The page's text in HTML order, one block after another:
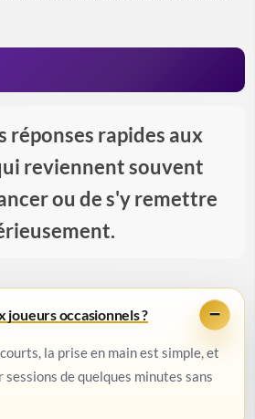
réponses rapides aux
reviennent souvent
ou de s'y remettre
joueurs occasionnels ?
la prise en main est simple, et
de quelques minutes sans